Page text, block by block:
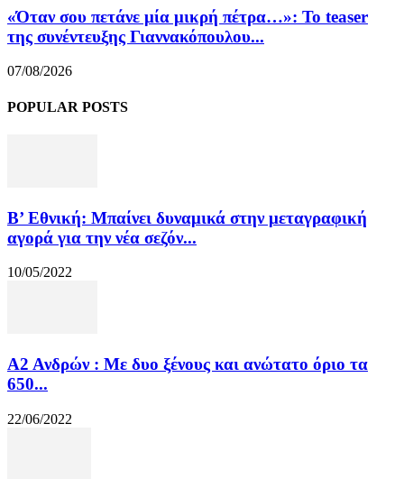
«Όταν σου πετάνε μία μικρή πέτρα…»: Το teaser
της συνέντευξης Γιαννακόπουλου...
07/08/2026
POPULAR POSTS
Β’ Εθνική: Μπαίνει δυναμικά στην μεταγραφική
αγορά για την νέα σεζόν...
10/05/2022
Α2 Ανδρών : Με δυο ξένους και ανώτατο όριο τα
650...
22/06/2022